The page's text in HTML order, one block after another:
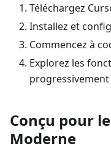
Téléchargez
Installez et
Commencez à
Explorez les
progressivement
Conçu pour
Moderne